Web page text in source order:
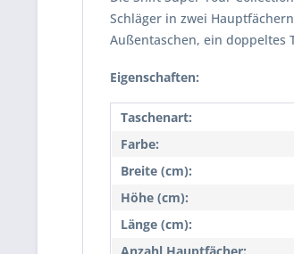
Schläger in zwei
Außentaschen, ein doppeltes
Eigenschaften:
Taschenart:
Farbe:
Breite (cm):
Höhe (cm):
Länge (cm):